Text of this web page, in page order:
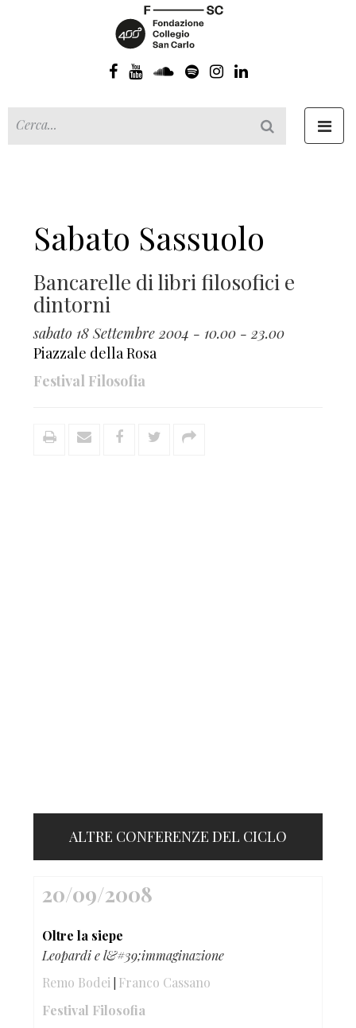
Sabato Sassuolo
Bancarelle di libri filosofici e
dintorni
sabato 18 Settembre 2004 - 10.00 - 23.00
Piazzale della Rosa
Festival Filosofia
ALTRE CONFERENZE DEL CICLO
20/09/2008
Oltre la siepe
Leopardi e l&#39;immaginazione
Remo Bodei Franco Cassano
Festival Filosofia